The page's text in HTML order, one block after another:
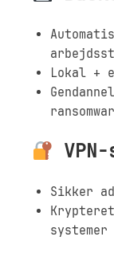
Lokal +
Sikker
systemer